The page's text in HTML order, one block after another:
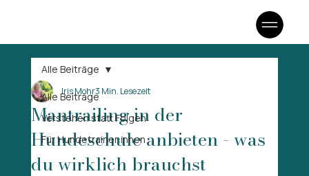
Alle Beiträge
Verstehen statt Folgen
Für Hundetrainer:innen
Alle Beiträge
Mantrailing in der
Hundeschule anbieten - was
du wirklich brauchst
Iris Mohr3 Min. Lesezeit